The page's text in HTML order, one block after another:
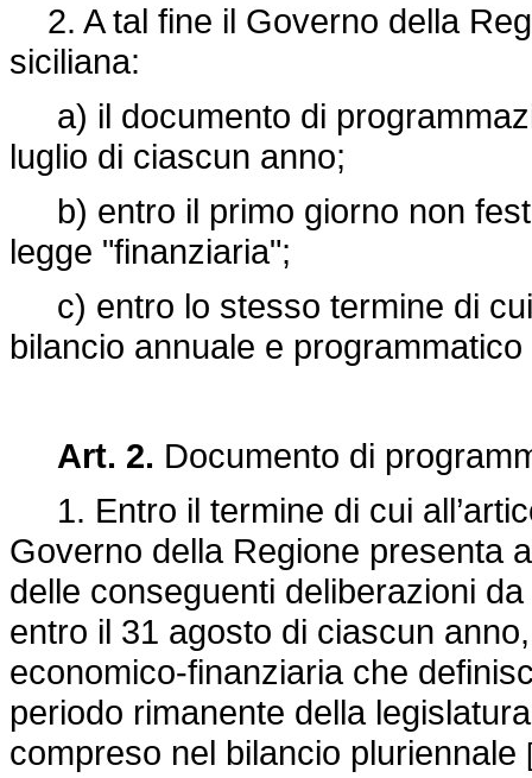
2. A tal fine il Governo della
siciliana:
a) il documento di
luglio di ciascun anno;
b) entro il primo giorno non
legge "finanziaria";
c) entro lo stesso termine di
bilancio annuale e programmatico
Art. 2. Documento di
1. Entro il termine di cui
Governo della Regione presenta
delle conseguenti deliberazioni
entro il 31 agosto di ciascun
economico-finanziaria che
periodo rimanente della
compreso nel bilancio pluriennale